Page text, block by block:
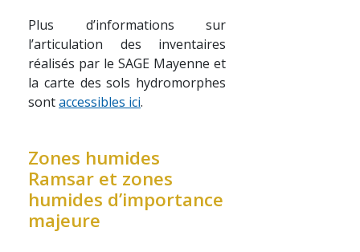
Plus d’informations sur
l’articulation des inventaires
réalisés par le SAGE Mayenne et
la carte des sols hydromorphes
sontaccessibles ici.
Zones humides
Ramsar et zones
humides d’importance
majeure